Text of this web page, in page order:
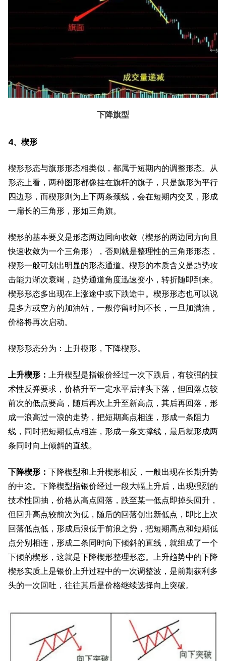
下降旗型
4、楔形
楔形形态与旗形形态相类似，都属于短期内的调整形态。从
形态上看，两种图形都像挂在旗杆的旗子，只是旗形为平行
四边形，而楔形则为上下两条颈线，会在短期内交叉，形成
一扁长的三角形，形如三角旗。
楔形的基本要义是形态两边同向收敛（楔形的两边同方向且
快速收敛为一个三角形），否则就是整理性的三角形形态，
楔形一般可划出明显的形态通道。楔形的本质含义是趋势攻
击能力渐次衰竭，趋势通道角度迅速变小，转折随即到来。
楔形形态多出现在上涨途中或下跌途中。楔形形态也可以说
是多方或空方的加油站，一般停留时间不长，一旦加满油，
价格将再次启动。
楔形形态分为：上升楔形，下降楔形。
上升楔形： 上升楔型是指银价经过一次下跌后，有较强的技
术性反弹要求，价格升至一定水平后掉头下落，但回落点较
前次的低点要高，随后再次上升至新高点，其后再回落，形
成一浪高过一浪的走势，把短期高点相连，形成一条阻力
线，同时把短期低点相连，形成一条支撑线，最后就形成两
条同时向上倾斜的直线。
下降楔形： 下降楔型和上升楔形相反，一般出现在长期升势
的中途。下降楔型指银价经过一段大幅上升后，出现强烈的
技术性回抽，价格从高点回落，跌至某一低点即掉头回升，
但回升高点较前次为低，随后的回落创出新低点，即比上次
回落低点低，形成后浪低于前浪之势，把短期高点和短期低
点分别相连，形成二条同时向下倾斜的直线，就组成了一个
下倾的楔形，这就是下降楔形整理形态。上升趋势中的下降
楔形实质上是银价上升过程中的一次调整波，是前期获利多
头的一次回吐，往往其后是价格继续选择向上突破。